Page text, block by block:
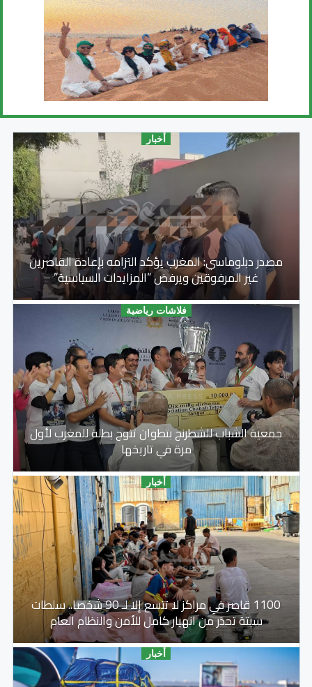
أخبار
مصدر دبلوماسي: المغرب يؤكد التزامه بإعادة القاصرين
غير المرفوقين ويرفض “المزايدات السياسية”
فلاشات رياضية
جمعية الشباب للشطرنج بتطوان تتوج بطلة للمغرب لأول
مرة في تاريخها
أخبار
1100 قاصر في مراكز لا تتسع إلا لـ 90 شخصا.. سلطات
سبتة تحذر من انهيار كامل للأمن والنظام العام
أخبار